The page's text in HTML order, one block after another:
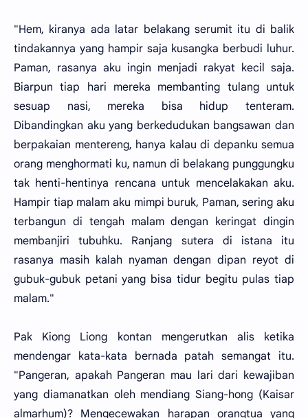
"Hem, kiranya ada latar belakang serumit itu di balik
tindakannya yang hampir saja kusangka berbudi luhur.
Paman, rasanya aku ingin menjadi rakyat kecil saja.
Biarpun tiap hari mereka membanting tulang untuk
sesuap nasi, mereka bisa hidup tenteram.
Dibandingkan aku yang berkedudukan bangsawan dan
berpakaian mentereng, hanya kalau di depanku semua
orang menghormati ku, namun di belakang punggungku
tak henti-hentinya rencana untuk mencelakakan aku.
Hampir tiap malam aku mimpi buruk, Paman, sering aku
terbangun di tengah malam dengan keringat dingin
membanjiri tubuhku. Ranjang sutera di istana itu
rasanya masih kalah nyaman dengan dipan reyot di
gubuk-gubuk petani yang bisa tidur begitu pulas tiap
malam."
Pak Kiong Liong kontan mengerutkan alis ketika
mendengar kata-kata bernada patah semangat itu.
"Pangeran, apakah Pangeran mau lari dari kewajiban
yang diamanatkan oleh mendiang Siang-hong (Kaisar
almarhum)? Mengecewakan harapan orangtua yang